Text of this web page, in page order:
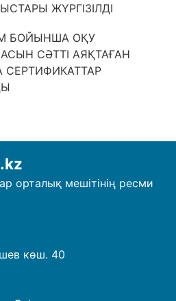
ЖҮРГІЗІЛДІ
БОЙЫНША ОҚУ
СӘТТІ АЯҚТАҒАН
СЕРТИФИКАТТАР
орталық мешітінің ресми
көш. 40